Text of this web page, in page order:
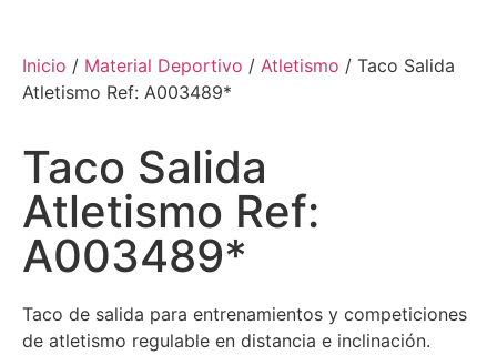
Inicio / Material Deportivo / Atletismo / Taco Salida
Atletismo Ref: A003489*
Taco Salida
Atletismo Ref:
A003489*
Taco de salida para entrenamientos y competiciones
de atletismo regulable en distancia e inclinación.